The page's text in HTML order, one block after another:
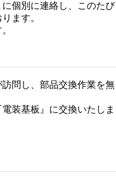
個別に連絡し、このたび
ます。
問し、部品交換作業を無
装基板』に交換いたしま